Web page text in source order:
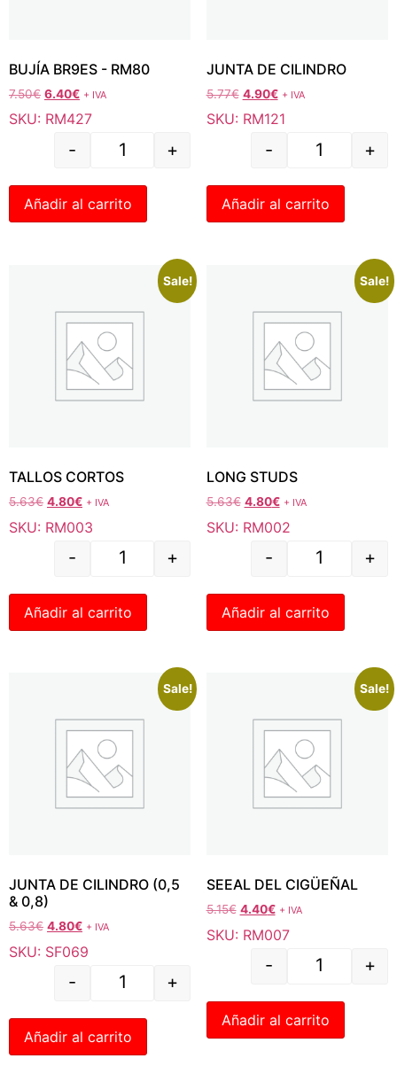
BUJÍA BR9ES - RM80
7.50€ 6.40€ + IVA
SKU: RM427
- +
Añadir al carrito
JUNTA DE CILINDRO
5.77€ 4.90€ + IVA
SKU: RM121
- +
Añadir al carrito
Sale!
TALLOS CORTOS
5.63€ 4.80€ + IVA
SKU: RM003
- +
Añadir al carrito
Sale!
LONG STUDS
5.63€ 4.80€ + IVA
SKU: RM002
- +
Añadir al carrito
Sale!
JUNTA DE CILINDRO (0,5
& 0,8)
5.63€ 4.80€ + IVA
SKU: SF069
- +
Añadir al carrito
Sale!
SEEAL DEL CIGÜEÑAL
5.15€ 4.40€ + IVA
SKU: RM007
- +
Añadir al carrito